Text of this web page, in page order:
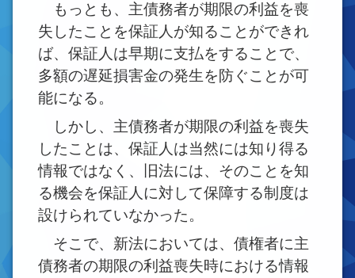
もっとも、主債務者が期限の利益を喪
失したことを保証人が知ることができれ
ば、保証人は早期に支払をすることで、
多額の遅延損害金の発生を防ぐことが可
能になる。
しかし、主債務者が期限の利益を喪失
したことは、保証人は当然には知り得る
情報ではなく、旧法には、そのことを知
る機会を保証人に対して保障する制度は
設けられていなかった。
そこで、新法においては、債権者に主
債務者の期限の利益喪失時における情報